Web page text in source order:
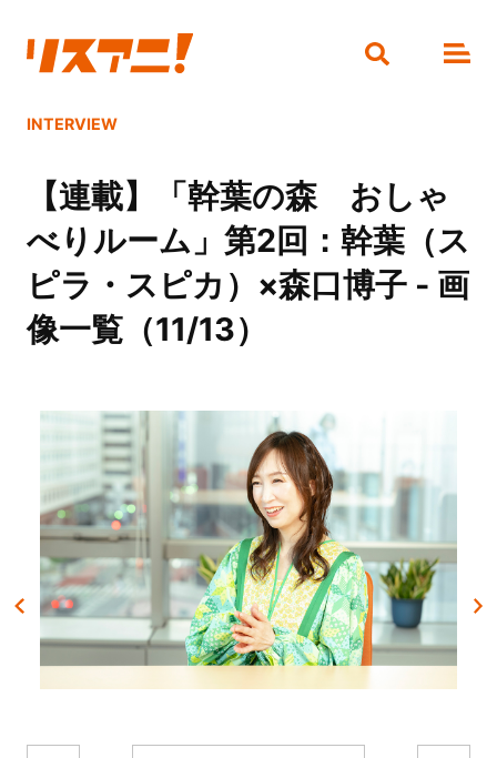
INTERVIEW
【連載】「幹葉の森 おしゃ
べりルーム」第2回：幹葉（ス
ピラ・スピカ）×森口博子 - 画
像一覧（11/13）